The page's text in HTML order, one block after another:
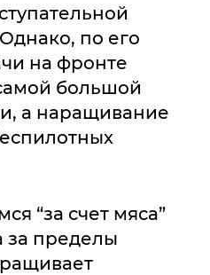
по его
на фронте
большой
а наращивание
“за счет мяса”
за пределы